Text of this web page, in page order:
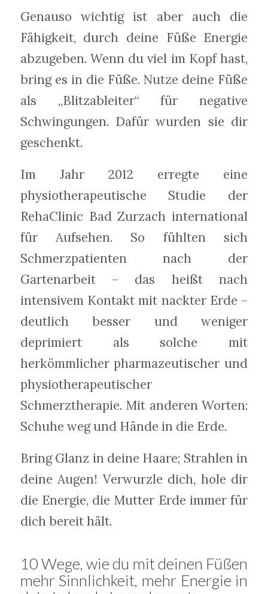
Genauso wichtig ist aber auch die
Fähigkeit, durch deine Füße Energie
abzugeben. Wenn du viel im Kopf hast,
bring es in die Füße. Nutze deine Füße
als „Blitzableiter“ für negative
Schwingungen. Dafür wurden sie dir
geschenkt.
Im Jahr 2012 erregte eine
physiotherapeutische Studie der
RehaClinic Bad Zurzach international
für Aufsehen. So fühlten sich
Schmerzpatienten nach der
Gartenarbeit – das heißt nach
intensivem Kontakt mit nackter Erde –
deutlich besser und weniger
deprimiert als solche mit
herkömmlicher pharmazeutischer und
physiotherapeutischer
Schmerztherapie. Mit anderen Worten:
Schuhe weg und Hände in die Erde.
Bring Glanz in deine Haare; Strahlen in
deine Augen! Verwurzle dich, hole dir
die Energie, die Mutter Erde immer für
dich bereit hält.
10 Wege, wie du mit deinen Füßen
mehr Sinnlichkeit, mehr Energie in